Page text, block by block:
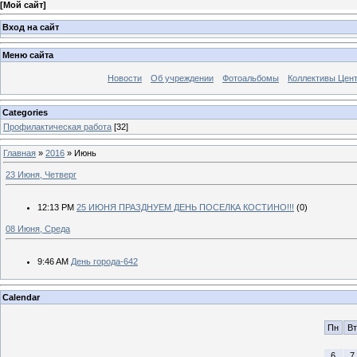
[Мой сайт]
Вход на сайт
Меню сайта
Новости Об учреждении Фотоальбомы Коллективы
Categories
Профилактическая работа [32]
Главная » 2016 » Июнь
23 Июня, Четверг
12:13 PM 25 ИЮНЯ ПРАЗДНУЕМ ДЕНЬ ПОСЕЛКА КОСТИНО!!! (0)
08 Июня, Среда
9:46 AM День города-642
Calendar
Пн Вт